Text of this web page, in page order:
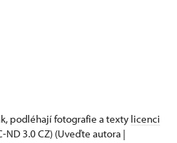
podléhají fotografie a texty licenci
ND 3.0 CZ) (Uveďte autora |